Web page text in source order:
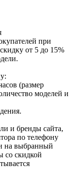
при
от 5 до 15%
(размер
моделей и
и бренды сайта,
по телефону
на выбранный
со скидкой